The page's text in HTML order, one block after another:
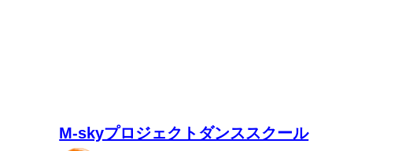
M-skyプロジェクトダンススクール